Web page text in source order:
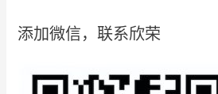
添加微信，联系欣荣